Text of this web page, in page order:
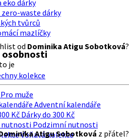
eko dárky
waste dárky
tvůrců
mazlíčky
osobnosti
kolekce
Pro muže
Adventní kalendáře
Dárky do 300 Kč
Podzimní nutnosti
Voňavá kolekce
od Dominika Atigu Sobotková?
je
Atigu Sobotková z přátel?